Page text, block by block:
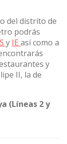
del distrito de
podrás
y IE así como a
y
II, la de
(Líneas 2 y